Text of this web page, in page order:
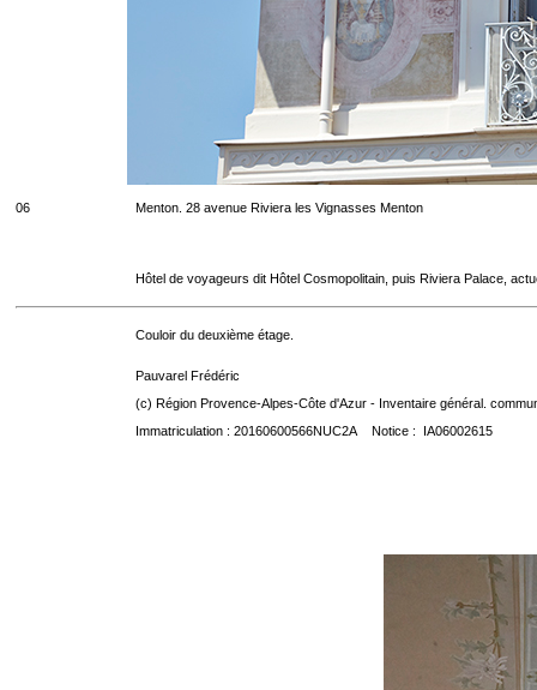
06 Menton. 28 avenue Riviera les Vignasses Menton
Hôtel de voyageurs dit Hôtel Cosmopolitain, puis Riviera Palace,
Couloir du deuxième étage.
Pauvarel Frédéric
(c) Région Provence-Alpes-Côte d'Azur - Inventaire général.
Immatriculation : 20160600566NUC2A Notice : IA06002615